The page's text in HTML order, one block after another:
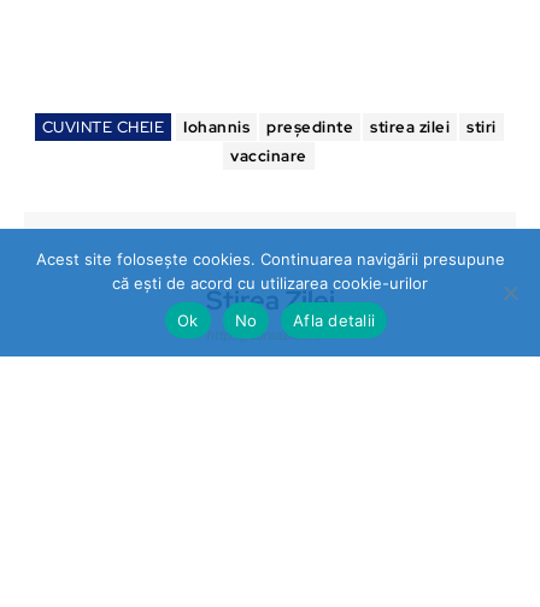
CUVINTE CHEIE Iohannis președinte stirea zilei
stiri
vaccinare
Stirea Zilei
https://stireazilei.com
Acest site folosește cookies. Continuarea navigării presupune
că ești de acord cu utilizarea cookie-urilor
Ok
No Afla detalii